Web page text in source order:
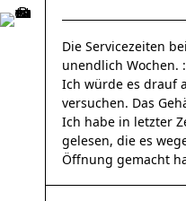
Die Servicezeiten
unendlich Wochen.
Ich würde es drauf
versuchen. Das
Ich habe in letzter
gelesen, die es
Öffnung gemacht